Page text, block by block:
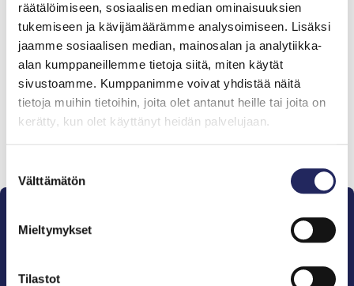
räätälöimiseen, sosiaalisen median ominaisuuksien
tukemiseen ja kävijämäärämme analysoimiseen. Lisäksi
jaamme sosiaalisen median, mainosalan ja analytiikka-
alan kumppaneillemme tietoja siitä, miten käytät
sivustoamme. Kumppanimme voivat yhdistää näitä
tietoja muihin tietoihin, joita olet antanut heille tai joita on
kerätty, kun olet käyttänyt heidän palvelujaan.
valinta
Välttämätön
Mieltymykset
Tilastot
Tiimille tehdyt
lahjoitukset